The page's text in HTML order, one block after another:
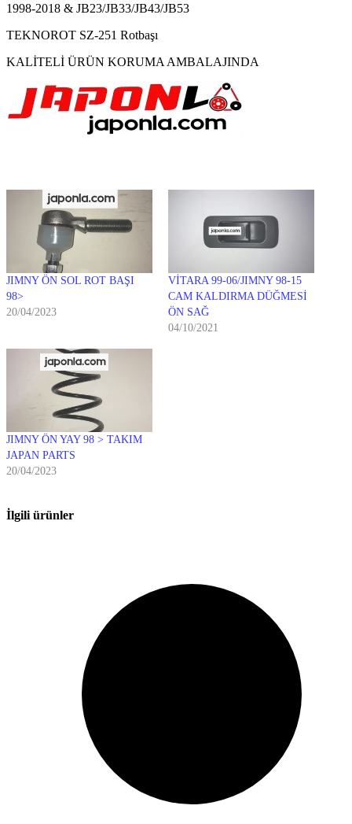
1998-2018 & JB23/JB33/JB43/JB53
TEKNOROT SZ-251 Rotbaşı
KALİTELİ ÜRÜN KORUMA AMBALAJINDA
JIMNY ÖN SOL ROT BAŞI
98>
20/04/2023
VİTARA 99-06/JIMNY 98-15
CAM KALDIRMA DÜĞMESİ
ÖN SAĞ
04/10/2021
JIMNY ÖN YAY 98 > TAKIM
JAPAN PARTS
20/04/2023
İlgili ürünler